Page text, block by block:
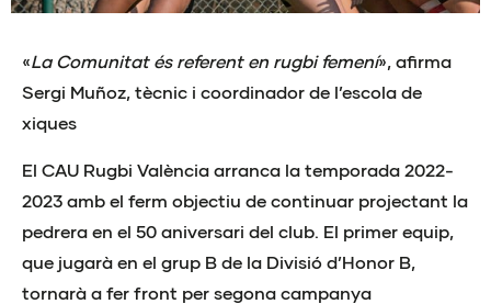
«La Comunitat és referent en rugbi femení», afirma
Sergi Muñoz, tècnic i coordinador de l’escola de
xiques
El CAU Rugbi València arranca la temporada 2022-
2023 amb el ferm objectiu de continuar projectant la
pedrera en el 50 aniversari del club. El primer equip,
que jugarà en el grup B de la Divisió d’Honor B,
tornarà a fer front per segona campanya